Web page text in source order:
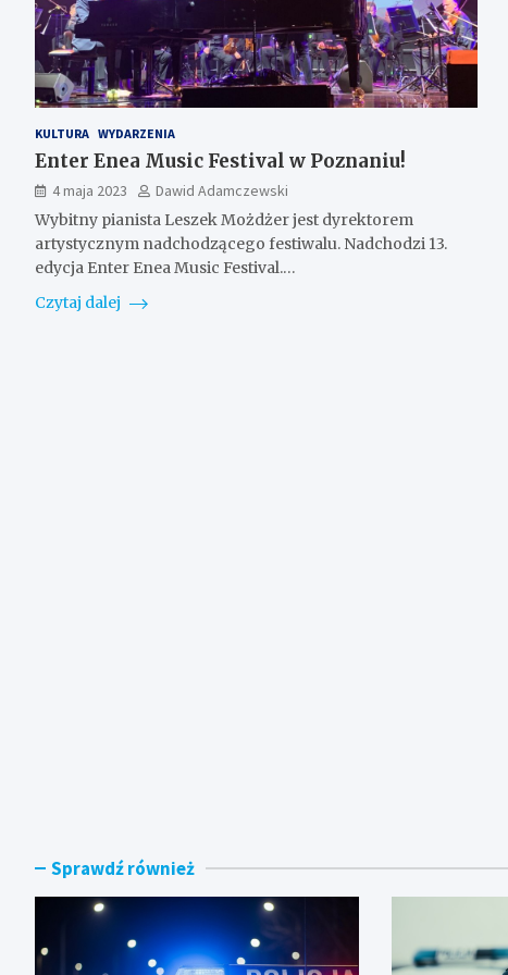
KULTURA WYDARZENIA
Enter Enea Music Festival w Poznaniu!
4 maja 2023
Dawid Adamczewski
Wybitny pianista Leszek Możdżer jest dyrektorem
artystycznym nadchodzącego festiwalu. Nadchodzi 13.
edycja Enter Enea Music Festival.…
Czytaj dalej
Sprawdź również